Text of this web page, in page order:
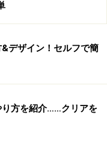
り過ぎない、程よい
ザインをご紹介。
ンデザイン
を引き立てるネイル
デザイン！セルフで簡
り方を紹介……クリアを